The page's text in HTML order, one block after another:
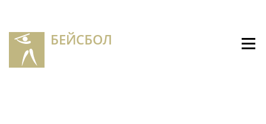
БЕЙСБОЛ